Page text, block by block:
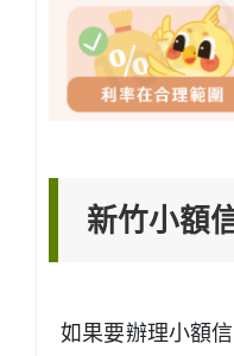
新竹小額
如果要辦理小額